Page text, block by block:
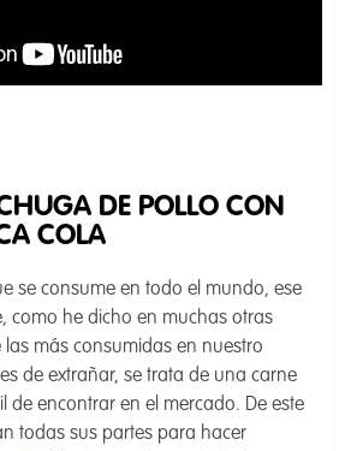
DE POLLO CON
COLA
se consume en todo el mundo, ese
como he dicho en muchas otras
más consumidas en nuestro
de extrañar, se trata de una carne
de encontrar en el mercado. De este
todas sus partes para hacer